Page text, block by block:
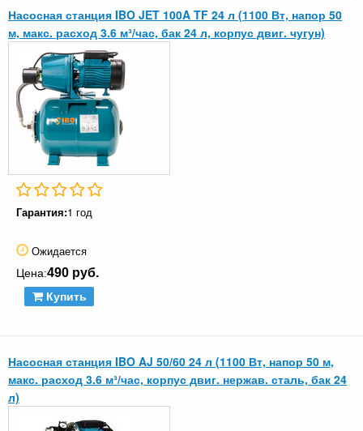
Насосная станция IBO JET 100A TF 24 л (1100 Вт, напор 50
м, макс. расход 3.6 м³/час, бак 24 л, корпус двиг. чугун)
Гарантия:1 год
Ожидается
Цена:490 руб.
Купить
Насосная станция IBO AJ 50/60 24 л (1100 Вт, напор 50 м,
макс. расход 3.6 м³/час, корпус двиг. нержав. сталь, бак 24
л)